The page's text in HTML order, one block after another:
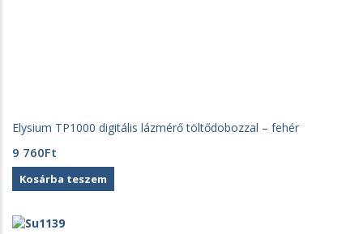
Elysium TP1000 digitális lázmérő töltődobozzal – fehér
9 760Ft
Kosárba teszem